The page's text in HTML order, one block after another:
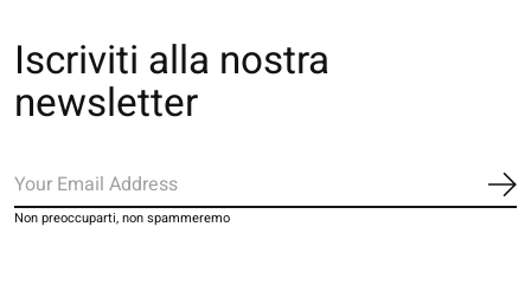
Iscriviti alla nostra
newsletter
Non preoccuparti, non spammeremo